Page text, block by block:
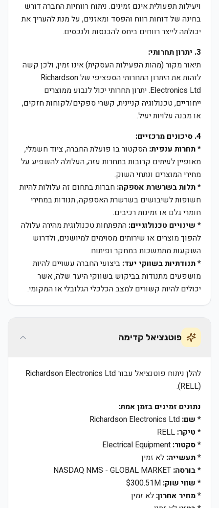
ויעילות תפעולית אינם זמינים. ניתוח רווחיות החברה דורש
בחינה של דוחות רווח והפסד ומאזנים, על מנת להעריך את
יכולתה לייצר רווחים ביחס להכנסות ולנכסים.
3. יתרון תחרותי:
תיאור מקור (מהות הפעילות העסקית) אינו זמין, ולכן קשה
לזהות את היתרון התחרותי הספציפי של Richardson
Electronics Ltd. יתרון תחרותי יכול לנבוע ממוצרים
ייחודיים, טכנולוגיה קניינית, קשרי ספקים/לקוחות חזקים,
או מבנה עלויות יעיל.
4. סיכונים מרכזיים:
*תחרות ענפית: הסקטור בו פועלת החברה, ציוד חשמלי,
מאופיין לעיתים קרובות בתחרות עזה, העלולה להשפיע על
מחירי המוצרים ונתחי השוק.
*תלות בשרשרת אספקה: חברות בתחום זה עלולות להיות
חשופות לשיבושים בשרשרת האספקה, תנודות במחירי
חומרי גלם או זמינות רכיבים.
* שינויים טכנולוגיים: התפתחות טכנולוגית מהירה עלולה
להפוך מוצרים או שירותים מסוימים למיושנים, ולדרוש
השקעות מתמשכות במחקר ופיתוח.
*תנודתיות בשווקי יעד: ביצועי החברה עשויים להיות
מושפעים מתנודות בביקוש בשווקי היעד שלה, אשר
יכולים להיות קשורים למצב הכלכלי הגלובלי או המקומי.
פוטנציאל קדימה
להלן ניתוח פוטנציאל עבור Richardson Electronics Ltd
(RELL).
נתונים זמינים בזמן אמת:
* שם:
* טיקר:
*סקטור:
*תעשייה: לא זמין
*בורסה:
* שווי שוק:
*מחיר אחרון: לא זמין